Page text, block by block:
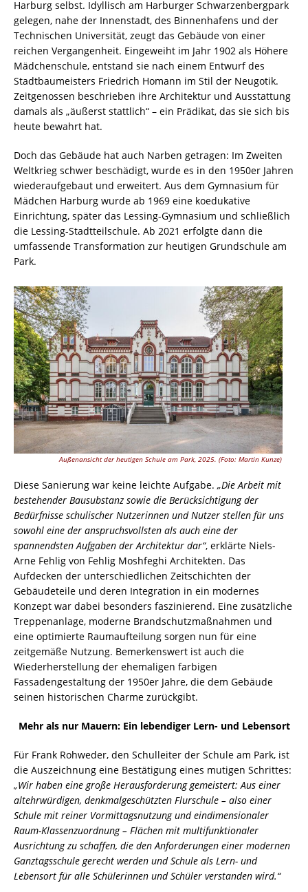
Harburg selbst. Idyllisch am Harburger Schwarzenbergpark
gelegen, nahe der Innenstadt, des Binnenhafens und der
Technischen Universität, zeugt das Gebäude von einer
reichen Vergangenheit. Eingeweiht im Jahr 1902 als Höhere
Mädchenschule, entstand sie nach einem Entwurf des
Stadtbaumeisters Friedrich Homann im Stil der Neugotik.
Zeitgenossen beschrieben ihre Architektur und Ausstattung
damals als „äußerst stattlich“ – ein Prädikat, das sie sich bis
heute bewahrt hat.
Doch das Gebäude hat auch Narben getragen: Im Zweiten
Weltkrieg schwer beschädigt, wurde es in den 1950er Jahren
wiederaufgebaut und erweitert. Aus dem Gymnasium für
Mädchen Harburg wurde ab 1969 eine koedukative
Einrichtung, später das Lessing-Gymnasium und schließlich
die Lessing-Stadtteilschule. Ab 2021 erfolgte dann die
umfassende Transformation zur heutigen Grundschule am
Park.
Außenansicht der heutigen Schule am Park, 2025. (Foto: Martin Kunze)
Diese Sanierung war keine leichte Aufgabe. „Die Arbeit mit
bestehender Bausubstanz sowie die Berücksichtigung der
Bedürfnisse schulischer Nutzerinnen und Nutzer stellen für uns
sowohl eine der anspruchsvollsten als auch eine der
spannendsten Aufgaben der Architektur dar“, erklärte Niels-
Arne Fehlig von Fehlig Moshfeghi Architekten. Das
Aufdecken der unterschiedlichen Zeitschichten der
Gebäudeteile und deren Integration in ein modernes
Konzept war dabei besonders faszinierend. Eine zusätzliche
Treppenanlage, moderne Brandschutzmaßnahmen und
eine optimierte Raumaufteilung sorgen nun für eine
zeitgemäße Nutzung. Bemerkenswert ist auch die
Wiederherstellung der ehemaligen farbigen
Fassadengestaltung der 1950er Jahre, die dem Gebäude
seinen historischen Charme zurückgibt.
Mehr als nur Mauern: Ein lebendiger Lern- und Lebensort
Für Frank Rohweder, den Schulleiter der Schule am Park, ist
die Auszeichnung eine Bestätigung eines mutigen Schrittes:
„Wir haben eine große Herausforderung gemeistert: Aus einer
altehrwürdigen, denkmalgeschützten Flurschule – also einer
Schule mit reiner Vormittagsnutzung und eindimensionaler
Raum-Klassenzuordnung – Flächen mit multifunktionaler
Ausrichtung zu schaffen, die den Anforderungen einer modernen
Ganztagsschule gerecht werden und Schule als Lern- und
Lebensort für alle Schülerinnen und Schüler verstanden wird.“